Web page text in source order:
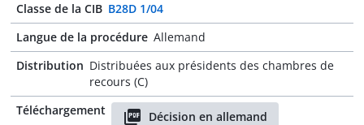
Classe de la CIB B28D 1/04
Langue de la procédure Allemand
Distribution Distribuées aux présidents des chambres de
recours (C)
Téléchargement
Décision en allemand